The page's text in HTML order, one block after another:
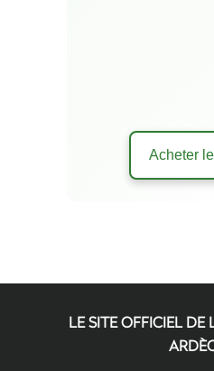
Acheter
LE SITE OFFICIEL